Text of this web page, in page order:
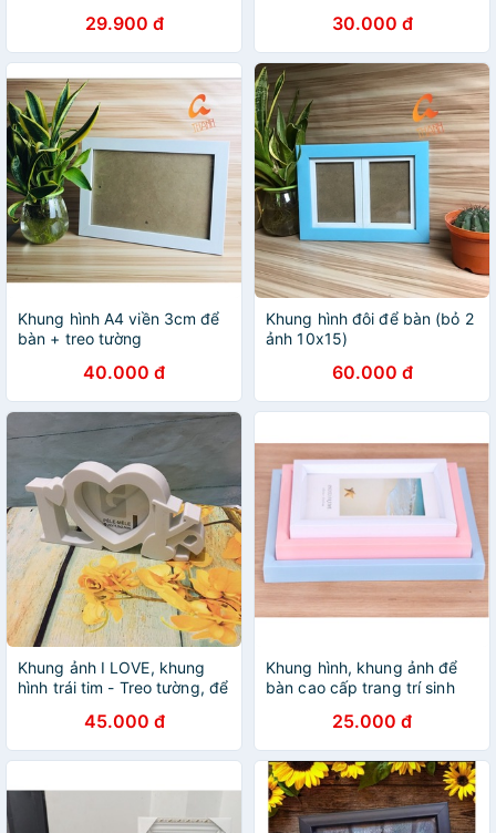
29.900 đ 30.000 đ
Khung hình A4 viền 3cm để
bàn + treo tường
40.000 đ
Khung hình đôi để bàn (bỏ 2
ảnh 10x15)
60.000 đ
Khung ảnh I LOVE, khung
hình trái tim - Treo tường, để
45.000 đ
Khung hình, khung ảnh để
bàn cao cấp trang trí sinh
25.000 đ